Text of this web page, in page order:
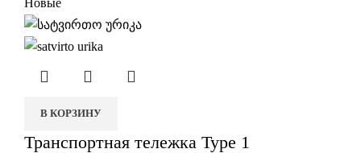
Новые
В КОРЗИНУ
Транспортная тележка Type 1